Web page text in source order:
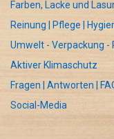
Farben, Lacke und
Reinung | Pflege |
Umwelt - Verpackung -
Aktiver Klimaschutz
Fragen | Antworten |
Social-Media